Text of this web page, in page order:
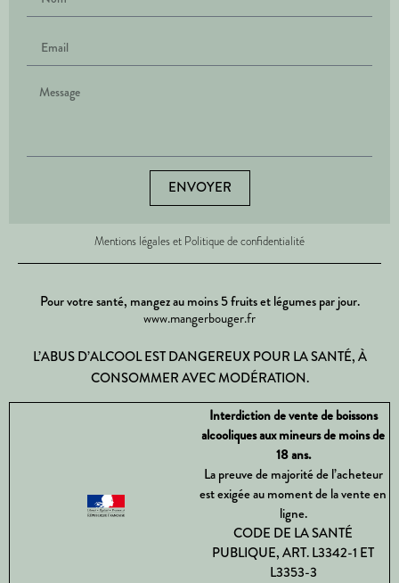
ENVOYER
Mentions légales et Politique de confidentialité
Pour votre santé, mangez au moins 5 fruits et légumes par jour.
www.mangerbouger.fr
L’ABUS D’ALCOOL EST DANGEREUX POUR LA SANTÉ, À
CONSOMMER AVEC MODÉRATION.
Interdiction de vente de boissons
alcooliques aux mineurs de moins de
18 ans.
La preuve de majorité de l’acheteur
est exigée au moment de la vente en
ligne.
CODE DE LA SANTÉ
PUBLIQUE, ART. L3342-1 ET
L3353-3